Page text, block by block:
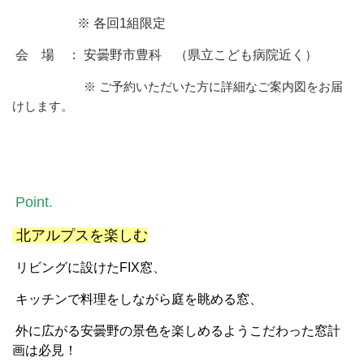
※ 各回1組限定
会 場 ： 安曇野市豊科 （県立こども病院近く）
※ ご予約いただいた方に詳細なご案内図をお届
けします。
Point.
北アルプスを楽しむ
リビングに設けたFIX窓、
キッチンで料理をしながら庭を眺める窓、
外に広がる安曇野の景色を楽しめるようこだわった窓計
画は必見！